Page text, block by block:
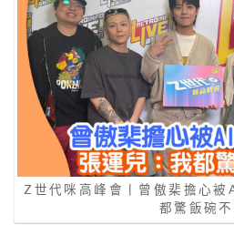
Z世代咪高峰會丨曾傲棐擔心被
都驚飯碗不